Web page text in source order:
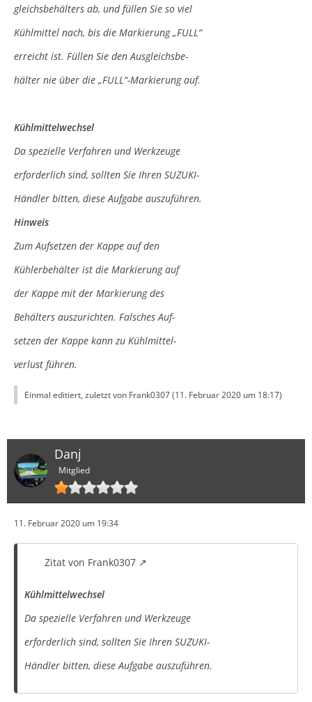
gleichsbehälters ab, und füllen Sie so viel
Kühlmittel nach, bis die Markierung „FULL“
erreicht ist. Füllen Sie den Ausgleichsbe-
hälter nie über die „FULL“-Markierung auf.
Kühlmittelwechsel
Da spezielle Verfahren und Werkzeuge
erforderlich sind, sollten Sie Ihren SUZUKI-
Händler bitten, diese Aufgabe auszuführen.
Hinweis
Zum Aufsetzen der Kappe auf den
Kühlerbehälter ist die Markierung auf
der Kappe mit der Markierung des
Behälters auszurichten. Falsches Auf-
setzen der Kappe kann zu Kühlmittel-
verlust führen.
Einmal editiert, zuletzt von Frank0307 (11. Februar 2020 um 18:17)
Danj
Mitglied
11. Februar 2020 um 19:34
Zitat von Frank0307
Kühlmittelwechsel
Da spezielle Verfahren und Werkzeuge
erforderlich sind, sollten Sie Ihren SUZUKI-
Händler bitten, diese Aufgabe auszuführen.